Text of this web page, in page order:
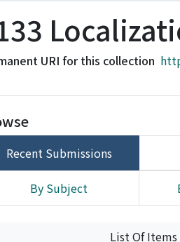
URI for this collection
Recent Submissions
By Subject
List Of